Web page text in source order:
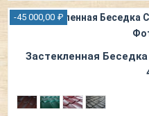
-45 000,00 ₽
Застекленная